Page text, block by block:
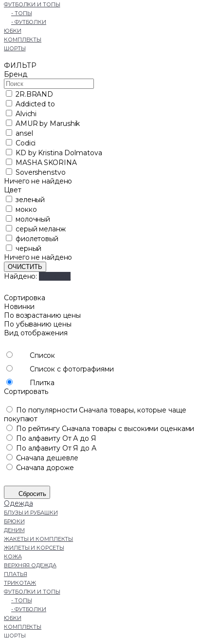
ФУТБОЛКИ И ТОПЫ
- ТОПЫ
- ФУТБОЛКИ
ЮБКИ
КОМПЛЕКТЫ
ШОРТЫ
ФИЛЬТР
Бренд
2R.BRAND
Addicted to
Alvichi
AMUR by Marushik
ansel
Codici
KD by Kristina Dolmatova
MASHA SKORINA
Sovershenstvo
Ничего не найдено
Цвет
зеленый
мокко
молочный
серый меланж
фиолетовый
черный
Ничего не найдено
ОЧИСТИТЬ
Найдено:
Сортировка
Новинки
По возрастанию цены
По убыванию цены
Вид отображения
Список
Список с фотографиями
Плитка
Сортировать
По популярности Сначала товары, которые чаще
покупают
По рейтингу Сначала товары с высокими оценками
По алфавиту От А до Я
По алфавиту От Я до А
Сначала дешевле
Сначала дороже
Сбросить
Одежда
БЛУЗЫ И РУБАШКИ
БРЮКИ
ДЕНИМ
ЖАКЕТЫ И КОМПЛЕКТЫ
ЖИЛЕТЫ И КОРСЕТЫ
КОЖА
ВЕРХНЯЯ ОДЕЖДА
ПЛАТЬЯ
ТРИКОТАЖ
ФУТБОЛКИ И ТОПЫ
- ТОПЫ
- ФУТБОЛКИ
ЮБКИ
КОМПЛЕКТЫ
ШОРТЫ